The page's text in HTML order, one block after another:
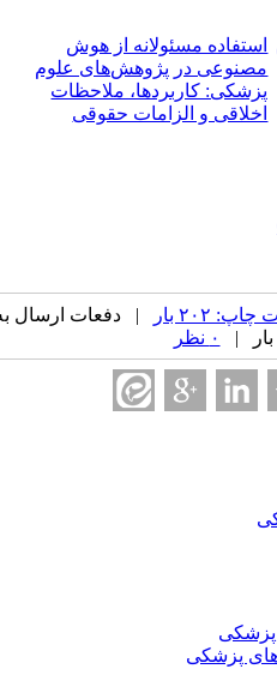
مسئولانه از هوش
مصنوعی در پژوهش‌های علوم
پزشکی: کاربردها، ملاحظات
اخلاقی و الزامات حقوقی
۲۰۲ بار
| دفعات ارسال به
پزشکی